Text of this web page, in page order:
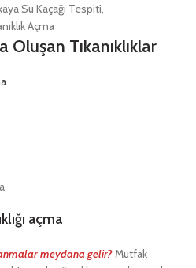
Su Kaçağı Tespiti,
Açma
Oluşan Tıkanıklıklar
açma
meydana gelir?Mutfak